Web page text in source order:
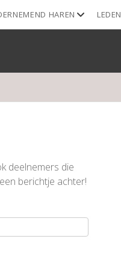
HAREN open
menu
LEDEN
deelnemers die
berichtje achter!